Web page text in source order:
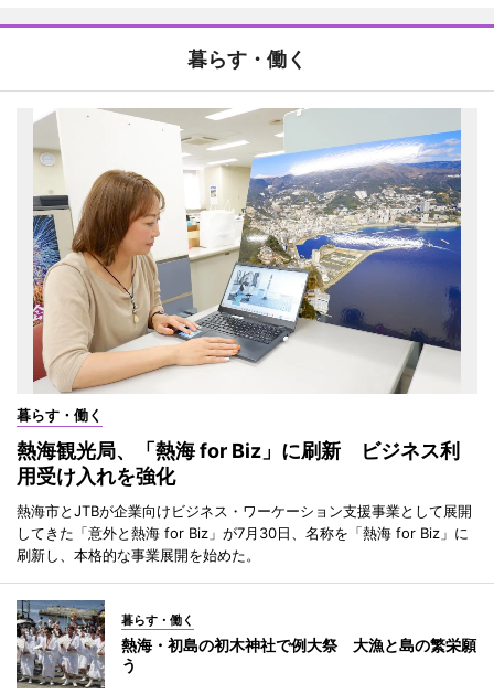
暮らす・働く
暮らす・働く
熱海観光局、「熱海 for Biz」に刷新 ビジネス利
用受け入れを強化
熱海市とJTBが企業向けビジネス・ワーケーション支援事業として展開
してきた「意外と熱海 for Biz」が7月30日、名称を「熱海 for Biz」に
刷新し、本格的な事業展開を始めた。
暮らす・働く
熱海・初島の初木神社で例大祭 大漁と島の繁栄願
う